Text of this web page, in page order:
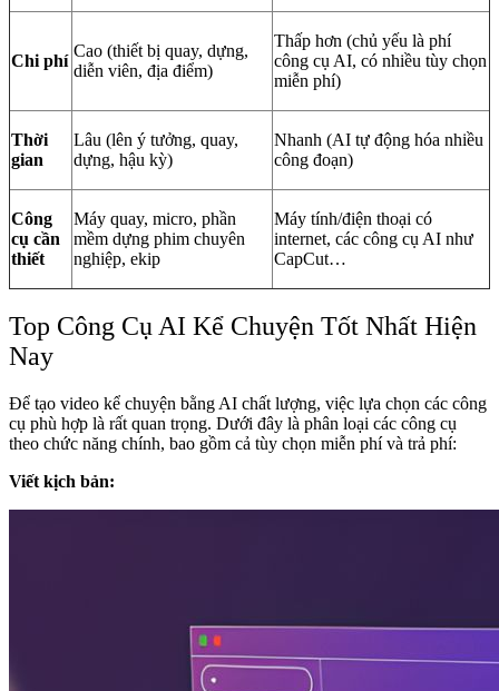
Chi phí
Cao (thiết bị quay, dựng,
diễn viên, địa điểm)
Thấp hơn (chủ yếu là phí
công cụ AI, có nhiều tùy chọn
miễn phí)
Thời
gian
Lâu (lên ý tưởng, quay,
dựng, hậu kỳ)
Nhanh (AI tự động hóa nhiều
công đoạn)
Công
cụ cần
thiết
Máy quay, micro, phần
mềm dựng phim chuyên
nghiệp, ekip
Máy tính/điện thoại có
internet, các công cụ AI như
CapCut…
Top Công Cụ AI Kể Chuyện Tốt Nhất Hiện
Nay
Để tạo video kể chuyện bằng AI chất lượng, việc lựa chọn các công
cụ phù hợp là rất quan trọng. Dưới đây là phân loại các công cụ
theo chức năng chính, bao gồm cả tùy chọn miễn phí và trả phí:
Viết kịch bản: